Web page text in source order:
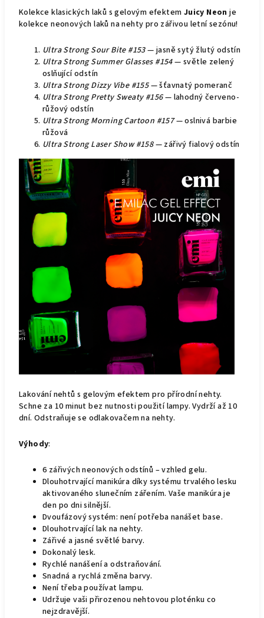
Kolekce klasických laků s gelovým efektem Juicy Neon je
kolekce neonových laků na nehty pro zářivou letní sezónu!
Ultra Strong Sour Bite #153— jasně sytý žlutý odstín
Ultra Strong Summer Glasses #154— světle zelený
oslňující odstín
Ultra Strong Dizzy Vibe #155— šťavnatý pomeranč
Ultra Strong Pretty Sweaty #156— lahodný červeno-
růžový odstín
Ultra Strong Morning Cartoon #157— oslnivá barbie
růžová
Ultra Strong Laser Show #158— zářivý fialový odstín
Lakování nehtů s gelovým efektem pro přírodní nehty.
Schne za 10 minut bez nutnosti použití lampy. Vydrží až 10
dní. Odstraňuje se odlakovačem na nehty.
Výhody:
6 zářivých neonových odstínů – vzhled gelu.
Dlouhotrvající manikúra díky systému trvalého lesku
aktivovaného slunečním zářením. Vaše manikúra je
den po dni silnější.
Dvoufázový systém: není potřeba nanášet base.
Dlouhotrvající lak na nehty.
Zářivé a jasné světlé barvy.
Dokonalý lesk.
Rychlé nanášení a odstraňování.
Snadná a rychlá změna barvy.
Není třeba používat lampu.
Udržuje vaši přirozenou nehtovou ploténku co
nejzdravější.